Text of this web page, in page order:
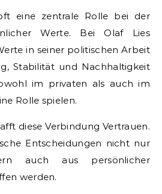
eine zentrale Rolle bei der
Werte. Bei Olaf Lies
in seiner politischen Arbeit
Stabilität und Nachhaltigkeit
im privaten als auch im
Rolle spielen.
diese Verbindung Vertrauen.
Entscheidungen nicht nur
auch aus persönlicher
werden.